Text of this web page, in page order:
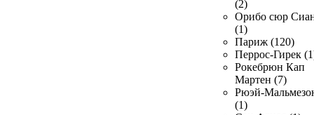
(2)
Орибо сюр
(1)
Париж (120)
Перрос-Гирек
Рокебрюн Кап
Мартен (7)
Рюэй-
(1)